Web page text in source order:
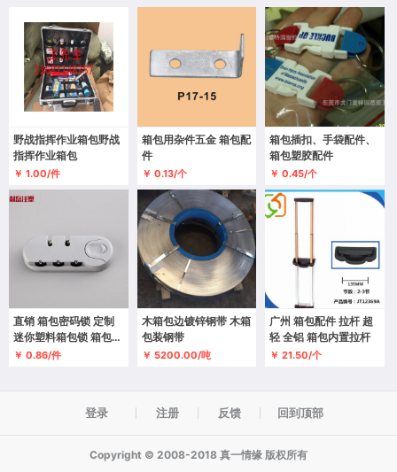
野战指挥作业箱包野战
指挥作业箱包
￥ 1.00/件
箱包用杂件五金 箱包配
件
￥ 0.13/个
箱包插扣、手袋配件、
箱包塑胶配件
￥ 0.45/个
直销 箱包密码锁 定制
迷你塑料箱包锁 箱包锁
定制加工
￥ 0.86/件
木箱包边镀锌钢带 木箱
包装钢带
￥ 5200.00/吨
广州 箱包配件 拉杆 超
轻 全铝 箱包内置拉杆
￥ 21.50/个
登录 注册 反馈 回到顶部
Copyright © 2008-2018 真一情缘 版权所有